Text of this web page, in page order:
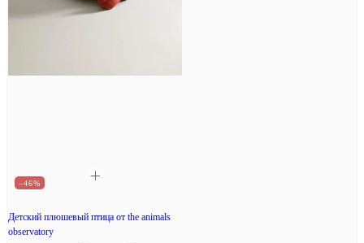
–46%
Детский плюшевый птица от the animals
observatory